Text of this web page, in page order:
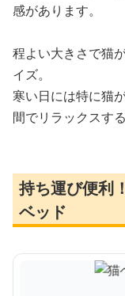
感があります。
程よい大きさで猫
イズ。
寒い日には特に猫
間でリラックスす
持ち運び便利
ベッド